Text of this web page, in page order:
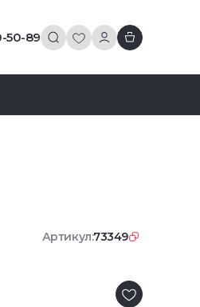
50-89
Артикул:73349